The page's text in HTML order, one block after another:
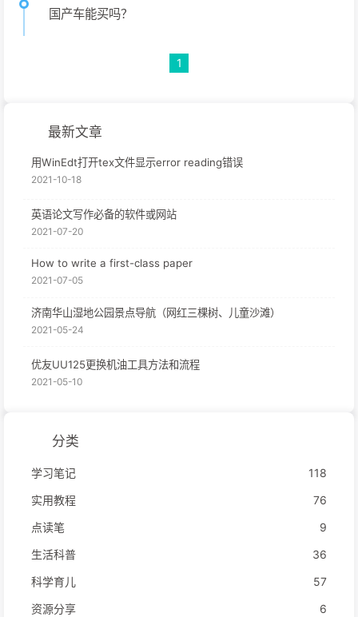
国产车能买吗？
1
最新文章
用WinEdt打开tex文件显示error reading错误
2021-10-18
英语论文写作必备的软件或网站
2021-07-20
How to write a first-class paper
2021-07-05
济南华山湿地公园景点导航（网红三棵树、儿童沙滩）
2021-05-24
优友UU125更换机油工具方法和流程
2021-05-10
分类
学习笔记
118
实用教程
76
点读笔
9
生活科普
36
科学育儿
57
资源分享
6